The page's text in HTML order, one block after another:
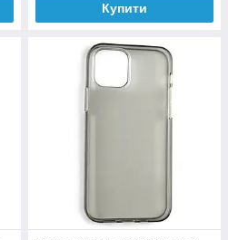
Купити